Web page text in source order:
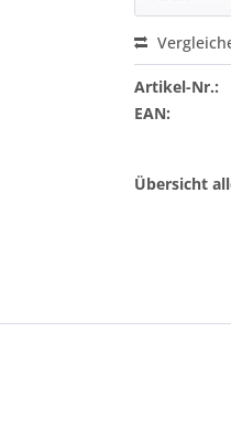
Artikel-Nr.:
EAN:
Übersicht